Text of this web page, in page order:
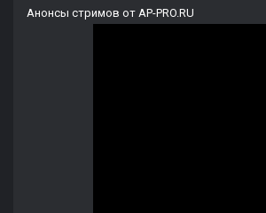
Анонсы стримов от AP-PRO.RU